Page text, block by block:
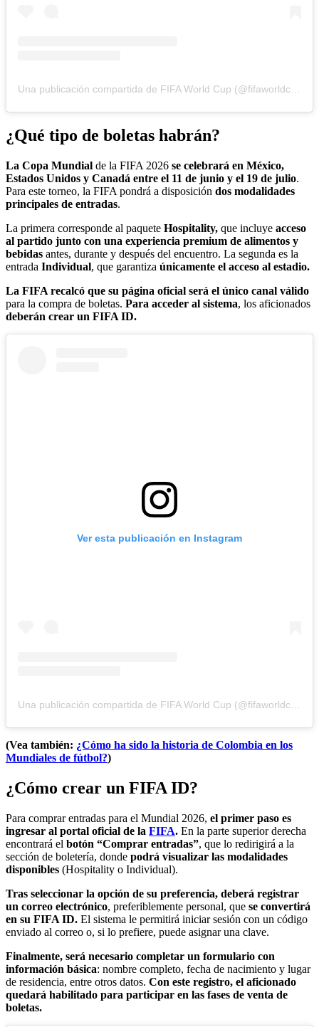
¿Qué tipo de boletas habrán?
La Copa Mundial de la FIFA 2026 se celebrará en México,
Estados Unidos y Canadá entre el 11 de junio y el 19 de julio.
Para este torneo, la FIFA pondrá a disposición dos modalidades
principales de entradas.
La primera corresponde al paquete Hospitality, que incluye acceso
al partido junto con una experiencia premium de alimentos y
bebidas antes, durante y después del encuentro. La segunda es la
entrada Individual, que garantiza únicamente el acceso al estadio.
La FIFA recalcó que su página oficial será el único canal válido
para la compra de boletas. Para acceder al sistema, los aficionados
deberán crear un FIFA ID.
Ver esta publicación en Instagram
(Vea también: ¿Cómo ha sido la historia de Colombia en los
Mundiales de fútbol?)
¿Cómo crear un FIFA ID?
Para comprar entradas para el Mundial 2026, el primer paso es
ingresar al portal oficial de la FIFA. En la parte superior derecha
encontrará el botón “Comprar entradas”, que lo redirigirá a la
sección de boletería, donde podrá visualizar las modalidades
disponibles (Hospitality o Individual).
Tras seleccionar la opción de su preferencia, deberá registrar
un correo electrónico, preferiblemente personal, que se convertirá
en su FIFA ID. El sistema le permitirá iniciar sesión con un código
enviado al correo o, si lo prefiere, puede asignar una clave.
Finalmente, será necesario completar un formulario con
información básica: nombre completo, fecha de nacimiento y lugar
de residencia, entre otros datos. Con este registro, el aficionado
quedará habilitado para participar en las fases de venta de
boletas.